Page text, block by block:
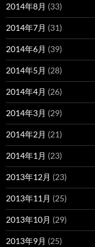
2014年8月 (33)
2014年7月 (31)
2014年6月 (39)
2014年5月 (28)
2014年4月 (26)
2014年3月 (29)
2014年2月 (21)
2014年1月 (23)
2013年12月 (23)
2013年11月 (25)
2013年10月 (29)
2013年9月 (25)